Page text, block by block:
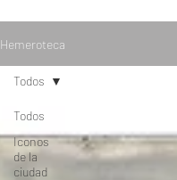
Hemeroteca
Todos
Iconos
de la
ciudad
Todos